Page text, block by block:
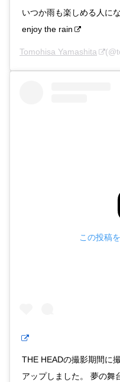
いつか雨も楽しめる人に
enjoy the rain
Tomohisa Yamashita
この投稿
THE HEADの撮影期間に
アップしました。 夢の舞